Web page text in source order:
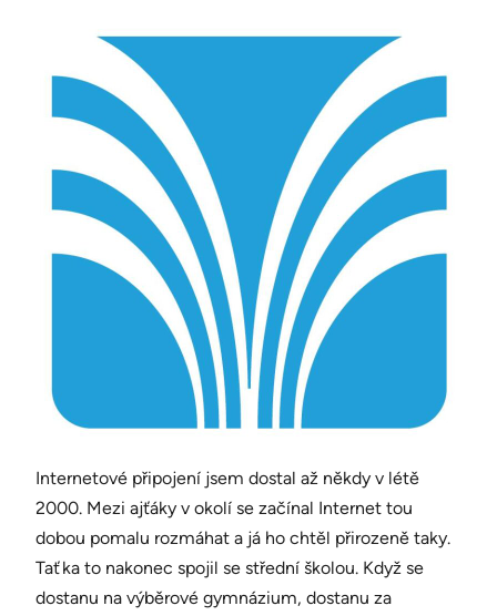
Internetové připojení jsem dostal až někdy v létě
2000. Mezi ajťáky v okolí se začínal Internet tou
dobou pomalu rozmáhat a já ho chtěl přirozeně taky.
Taťka to nakonec spojil se střední školou. Když se
dostanu na výběrové gymnázium, dostanu za